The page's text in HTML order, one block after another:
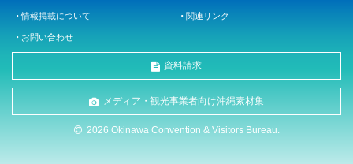
情報掲載について 関連リンク
お問い合わせ
資料請求
メディア・観光事業者向け沖縄素材集
2026 Okinawa Convention & Visitors Bureau.